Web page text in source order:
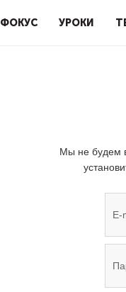
ФОКУС УРОКИ
Мы не будем